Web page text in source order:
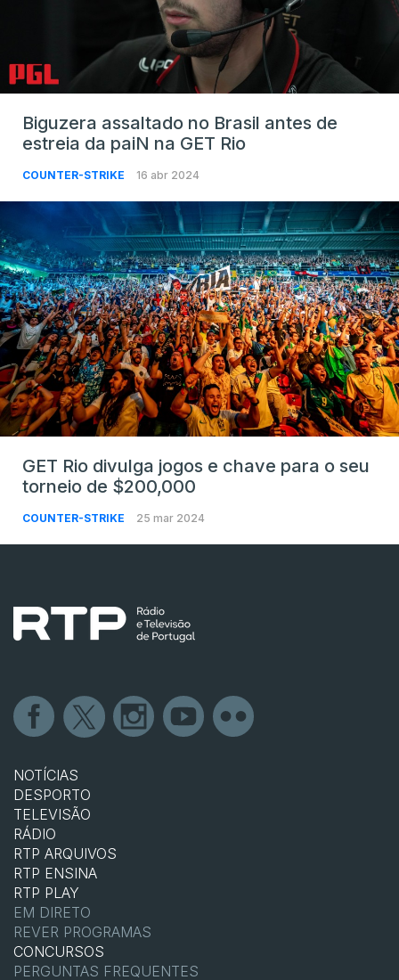
Biguzera assaltado no Brasil antes de
estreia da paiN na GET Rio
COUNTER-STRIKE 16 abr 2024
GET Rio divulga jogos e chave para o seu
torneio de $200,000
COUNTER-STRIKE 25 mar 2024
NOTÍCIAS
DESPORTO
TELEVISÃO
RÁDIO
RTP ARQUIVOS
RTP ENSINA
RTP PLAY
EM DIRETO
REVER PROGRAMAS
CONCURSOS
PERGUNTAS FREQUENTES